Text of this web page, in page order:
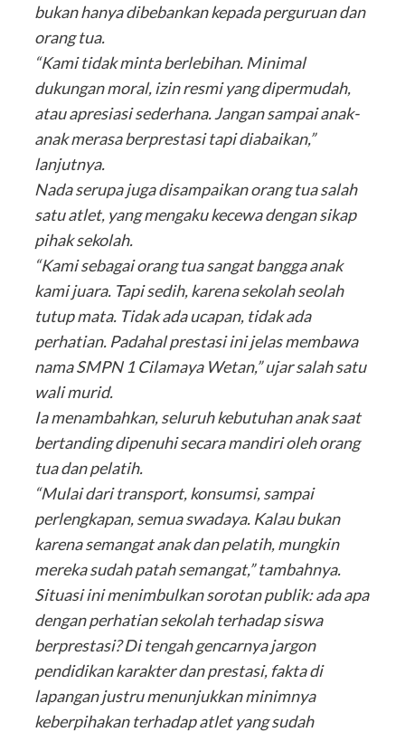
bukan hanya dibebankan kepada perguruan dan
orang tua.
“Kami tidak minta berlebihan. Minimal
dukungan moral, izin resmi yang dipermudah,
atau apresiasi sederhana. Jangan sampai anak-
anak merasa berprestasi tapi diabaikan,”
lanjutnya.
Nada serupa juga disampaikan orang tua salah
satu atlet, yang mengaku kecewa dengan sikap
pihak sekolah.
“Kami sebagai orang tua sangat bangga anak
kami juara. Tapi sedih, karena sekolah seolah
tutup mata. Tidak ada ucapan, tidak ada
perhatian. Padahal prestasi ini jelas membawa
nama SMPN 1 Cilamaya Wetan,” ujar salah satu
wali murid.
Ia menambahkan, seluruh kebutuhan anak saat
bertanding dipenuhi secara mandiri oleh orang
tua dan pelatih.
“Mulai dari transport, konsumsi, sampai
perlengkapan, semua swadaya. Kalau bukan
karena semangat anak dan pelatih, mungkin
mereka sudah patah semangat,” tambahnya.
Situasi ini menimbulkan sorotan publik: ada apa
dengan perhatian sekolah terhadap siswa
berprestasi? Di tengah gencarnya jargon
pendidikan karakter dan prestasi, fakta di
lapangan justru menunjukkan minimnya
keberpihakan terhadap atlet yang sudah